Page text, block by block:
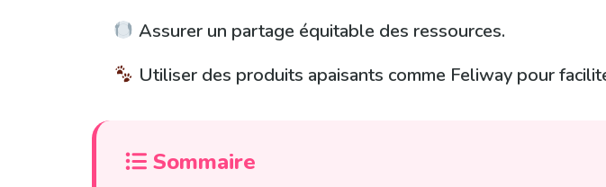
Assurer un partage équitable des ressources.
Utiliser des produits apaisants comme Feliway pour
Sommaire